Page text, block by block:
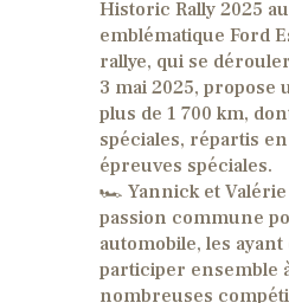
Historic Rally 2025
emblématique Ford
rallye, qui se
3 mai 2025, propose
plus de 1 700 km,
spéciales, répartis
épreuves spéciales.
🏎 Yannick et
passion commune
automobile, les
participer ensemble
nombreuses